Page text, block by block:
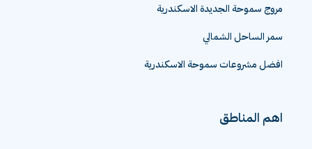
مروج سموحة الجديدة الاسكندرية
سمر الساحل الشمالي
افضل مشروعات سموحة الاسكندرية
اهم المناطق